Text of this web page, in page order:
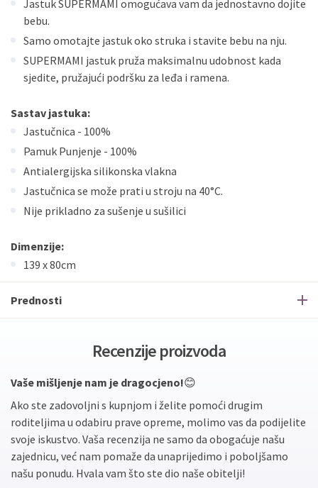
Jastuk SUPERMAMI omogućava vam da jednostavno dojite
bebu.
Samo omotajte jastuk oko struka i stavite bebu na nju.
SUPERMAMI jastuk pruža maksimalnu udobnost kada
sjedite, pružajući podršku za leđa i ramena.
Sastav jastuka:
Jastučnica - 100%
Pamuk Punjenje - 100%
Antialergijska silikonska vlakna
Jastučnica se može prati u stroju na 40°C.
Nije prikladno za sušenje u sušilici
Dimenzije:
139 x 80cm
Prednosti
Recenzije proizvoda
Vaše mišljenje nam je dragocjeno!😊
Ako ste zadovoljni s kupnjom i želite pomoći drugim
roditeljima u odabiru prave opreme, molimo vas da podijelite
svoje iskustvo. Vaša recenzija ne samo da obogaćuje našu
zajednicu, već nam pomaže da unaprijedimo i poboljšamo
našu ponudu. Hvala vam što ste dio naše obitelji!